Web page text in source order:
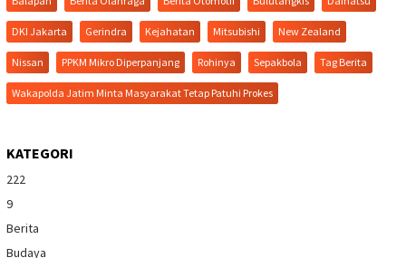
DKI Jakarta Gerindra Kejahatan Mitsubishi New Zealand
Nissan PPKM Mikro Diperpanjang Rohinya Sepakbola Tag Berita
Wakapolda Jatim Minta Masyarakat Tetap Patuhi Prokes
KATEGORI
222
9
Berita
Budaya